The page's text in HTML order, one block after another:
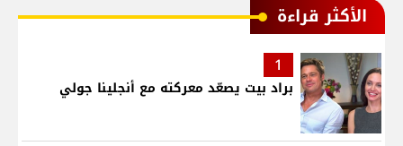
الأكثر قراءة
1
براد بيت يصعّد معركته مع أنجلينا جولي